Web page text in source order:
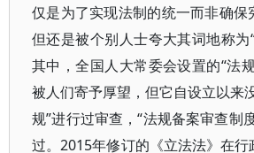
仅是为了实现法制的统一而非确保
但还是被个别人士夸大其词地称为“
其中，全国人大常委会设置的“法
被人们寄予厚望，但它自设立以来
规”进行过审查，“法规备案审查制
过。2015年修订的《立法法》在